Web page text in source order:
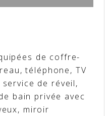
de coffre-
téléphone, TV
service de réveil,
bain privée avec
miroir